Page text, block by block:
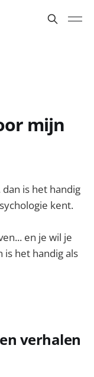
mijn
is het handig
kent.
en je wil je
is het handig als
verhalen